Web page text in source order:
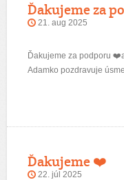
Ďakujeme za
21. aug 2025
Ďakujeme za podporu
Adamko pozdravuje
Ďakujeme ❤️
22. júl 2025